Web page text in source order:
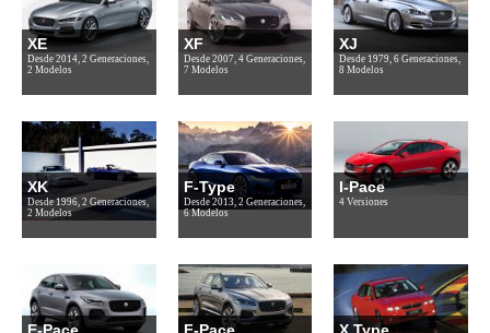
XE
Desde 2014, 2 Generaciones,
2 Modelos
XF
Desde 2007, 4 Generaciones,
7 Modelos
XJ
Desde 1979, 6 Generaciones,
8 Modelos
XK
Desde 1996, 2 Generaciones,
2 Modelos
F-Type
Desde 2013, 2 Generaciones,
6 Modelos
I-Pace
4 Versiones
E-Pace F-Pace X Type